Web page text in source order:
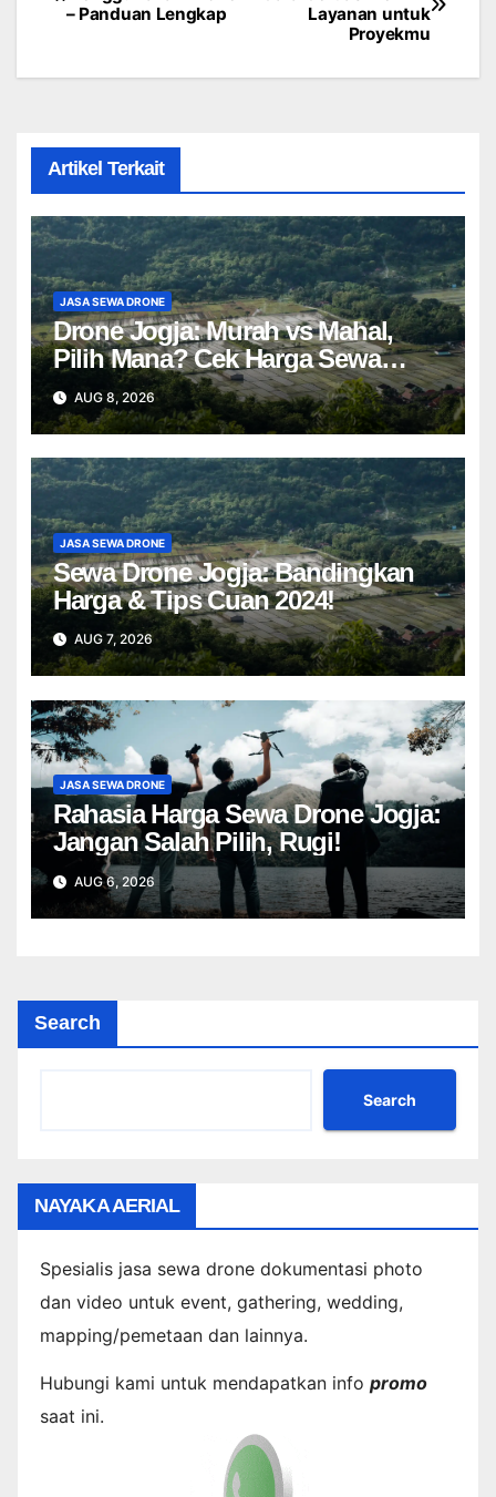
navigation
Layanan untuk
Proyekmu
– Panduan Lengkap
Artikel Terkait
JASA SEWA DRONE
Drone Jogja: Murah vs Mahal,
Pilih Mana? Cek Harga Sewa
Drone Yogyakarta!
AUG 8, 2026
JASA SEWA DRONE
Sewa Drone Jogja: Bandingkan
Harga & Tips Cuan 2024!
AUG 7, 2026
JASA SEWA DRONE
Rahasia Harga Sewa Drone Jogja:
Jangan Salah Pilih, Rugi!
AUG 6, 2026
Search
Search
NAYAKA AERIAL
Spesialis jasa sewa drone dokumentasi photo
dan video untuk event, gathering, wedding,
mapping/pemetaan dan lainnya.
Hubungi kami untuk mendapatkan info promo
saat ini.